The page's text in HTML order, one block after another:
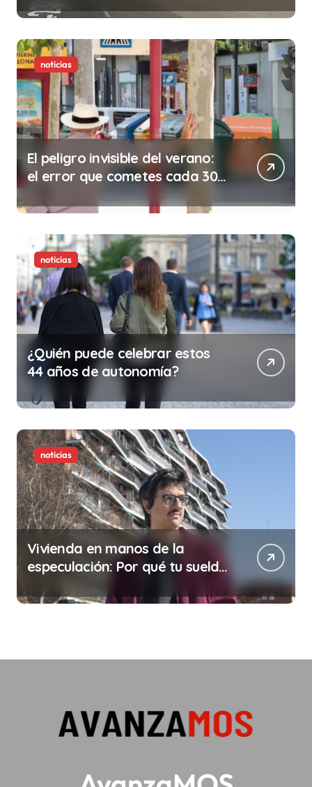
noticias
El peligro invisible del verano:
el error que cometes cada 30
minutos en tu trabajo (y la
ilegalidad que te puede costar
la vida)
noticias
¿Quién puede celebrar estos
44 años de autonomía?
noticias
Vivienda en manos de la
especulación: Por qué tu sueldo